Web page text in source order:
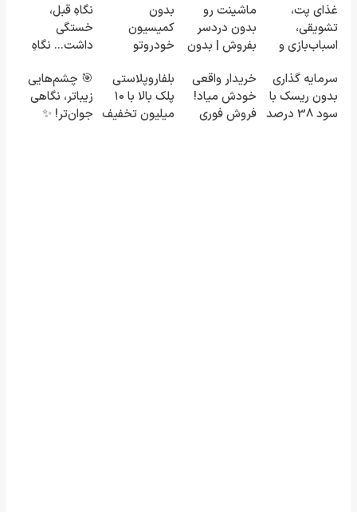
غذای پت،
تشویقی،
اسباب‌بازی و
را با تخفیف
تهیه کنید
ماشینت رو
بدون دردسر
بفروش | بدون
بدون
کمیسیون
خودروتو
نگاهِ قبل،
خستگی
داشت... نگاهِ
🌸 بلفا با 25%
تخفیف
سرمایه گذاری
بدون ریسک با
سود 38 درصد
خریدار واقعی
خودش میاد!
فروش فوری
بلفاروپلاستی
پلک بالا با ۱۰
میلیون تخفیف
🎯 چشم‌هایی
زیباتر، نگاهی
جوان‌تر! ✨